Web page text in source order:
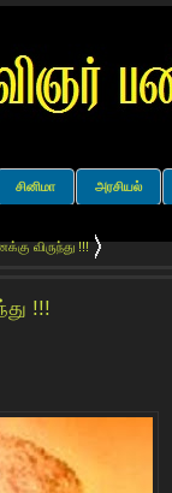
சினிமா அரசியல்
விருந்து !!!
!!!